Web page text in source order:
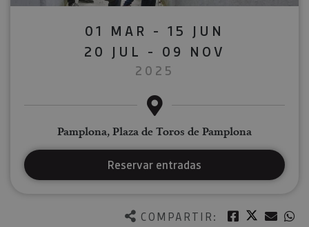
COMPARTIR: Facebook
Twitter
01 MAR - 15 JUN
20 JUL - 09 NOV
2025
Pamplona, Plaza de Toros de Pamplona
Reservar entradas